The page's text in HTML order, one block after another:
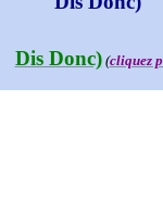
Dis Donc)(cliquez